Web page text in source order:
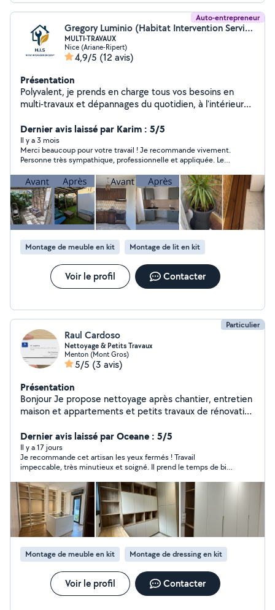
fumée,montage abris jardin) *Réparation/entretien
Auto-entrepreneur
Gregory Luminio (Habitat Intervention Services)
MULTI-TRAVAUX
Nice (Ariane-Ripert)
4,9/5 (12 avis)
Présentation
Polyvalent, je prends en charge tous vos besoins en
multi-travaux et dépannages du quotidien, à l'intérieur
revêtement de sol, maçonnerie, montage et installation
de meubles, aménagements divers. Dépannages
express : Petite plomberie et petite électricité
(changement de prises, luminaires). Entretien extérieur :
Nettoyage et soin de vos jardins (débroussaillage, taille
de haies, élagage léger) et entretien de vos espaces
piscine. Réparations en tout genre : Je trouve une
solution rapide et durable pour chaque problème. Que
ce soit pour une intervention urgente ou un projet de
rénovation, je vous garantis un travail soigné, et propre.
Dernier avis laissé par Karim : 5/5
Il y a 3 mois
Merci beaucoup pour votre travail ! Je recommande vivement.
Personne très sympathique, professionnelle et appliquée. Le
à prendre plus de temps que prévu pour un rendu impeccable.
Encore merci !
Montage de meuble en kit Montage de lit en kit
Voir le profil Contacter
Particulier
Raul Cardoso
Nettoyage & Petits Travaux
Menton (Mont Gros)
5/5 (3 avis)
Présentation
Bonjour Je propose nettoyage après chantier, entretien
maison et appartements et petits travaux de rénovation
meubles sur mesure -Devis gratuit et sans engagement
-Travail sérieux et soigné -Tarifs raisonnables Disponible
samedi et dimanche. Note : Si vous avez besoin d'une
nettoyage en fin de journée, je peux également
intervenir sur demande.
Dernier avis laissé par Oceane : 5/5
Il y a 17 jours
Je recommande cet artisan les yeux fermés ! Travail
impeccable, très minutieux et soigné. Il prend le temps de bien
disponible, à l’écoute et professionnel. Une personne de
confiance, je recommande à 100 %
Montage de meuble en kit Montage de dressing en kit
Voir le profil Contacter